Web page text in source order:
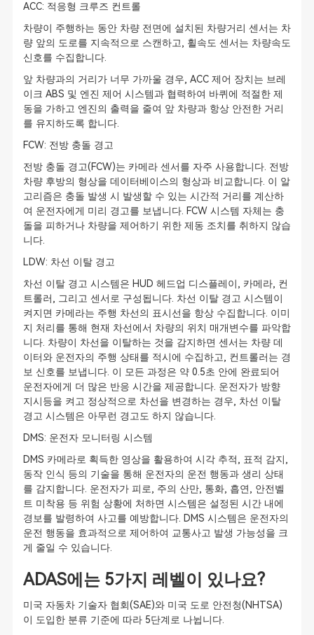
ACC: 적응형 크루즈 컨트롤
차량이 주행하는 동안 차량 전면에 설치된 차량거리 센서는 차
량 앞의 도로를 지속적으로 스캔하고, 휠속도 센서는 차량속도
신호를 수집합니다.
앞 차량과의 거리가 너무 가까울 경우, ACC 제어 장치는 브레
이크 ABS 및 엔진 제어 시스템과 협력하여 바퀴에 적절한 제
동을 가하고 엔진의 출력을 줄여 앞 차량과 항상 안전한 거리
를 유지하도록 합니다.
FCW: 전방 충돌 경고
전방 충돌 경고(FCW)는 카메라 센서를 자주 사용합니다. 전방
차량 후방의 형상을 데이터베이스의 형상과 비교합니다. 이 알
고리즘은 충돌 발생 시 발생할 수 있는 시간적 거리를 계산하
여 운전자에게 미리 경고를 보냅니다. FCW 시스템 자체는 충
돌을 피하거나 차량을 제어하기 위한 제동 조치를 취하지 않습
니다.
LDW: 차선 이탈 경고
차선 이탈 경고 시스템은 HUD 헤드업 디스플레이, 카메라, 컨
트롤러, 그리고 센서로 구성됩니다. 차선 이탈 경고 시스템이
켜지면 카메라는 주행 차선의 표시선을 항상 수집합니다. 이미
지 처리를 통해 현재 차선에서 차량의 위치 매개변수를 파악합
니다. 차량이 차선을 이탈하는 것을 감지하면 센서는 차량 데
이터와 운전자의 주행 상태를 적시에 수집하고, 컨트롤러는 경
보 신호를 보냅니다. 이 모든 과정은 약 0.5초 안에 완료되어
운전자에게 더 많은 반응 시간을 제공합니다. 운전자가 방향
지시등을 켜고 정상적으로 차선을 변경하는 경우, 차선 이탈
경고 시스템은 아무런 경고도 하지 않습니다.
DMS: 운전자 모니터링 시스템
DMS 카메라로 획득한 영상을 활용하여 시각 추적, 표적 감지,
동작 인식 등의 기술을 통해 운전자의 운전 행동과 생리 상태
를 감지합니다. 운전자가 피로, 주의 산만, 통화, 흡연, 안전벨
트 미착용 등 위험 상황에 처하면 시스템은 설정된 시간 내에
경보를 발령하여 사고를 예방합니다. DMS 시스템은 운전자의
운전 행동을 효과적으로 제어하여 교통사고 발생 가능성을 크
게 줄일 수 있습니다.
ADAS에는 5가지 레벨이 있나요?
미국 자동차 기술자 협회(SAE)와 미국 도로 안전청(NHTSA)
이 도입한 분류 기준에 따라 5단계로 나뉩니다.